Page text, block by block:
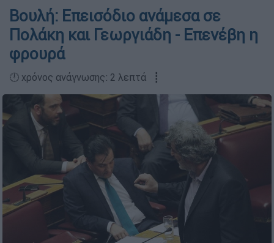
Βουλή: Επεισόδιο ανάμεσα σε
Πολάκη και Γεωργιάδη - Επενέβη η
φρουρά
🕛 χρόνος ανάγνωσης: 2 λεπτά ┋